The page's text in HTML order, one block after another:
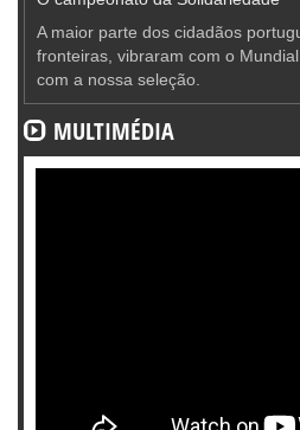
A maior parte dos cidadãos
fronteiras, vibraram com o
com a nossa seleção.
MULTIMÉDIA